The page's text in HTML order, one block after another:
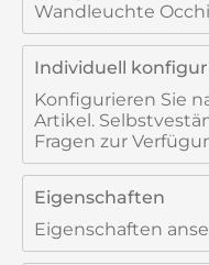
Wandleuchte
Individuell
Konfigurieren Sie
Artikel.
Fragen zur
Eigenschaften
Eigenschaften